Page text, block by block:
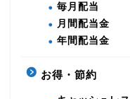
毎月配当
月間配当金
年間配当金
お得・節約